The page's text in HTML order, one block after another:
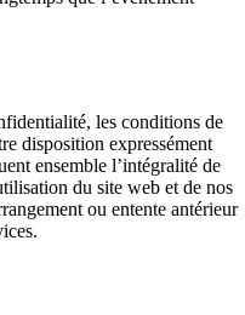
les conditions de
disposition expressément
ensemble l’intégralité de
du site web et de nos
ou entente antérieur